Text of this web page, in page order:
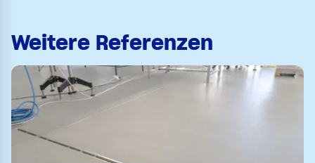
Weitere Referenzen